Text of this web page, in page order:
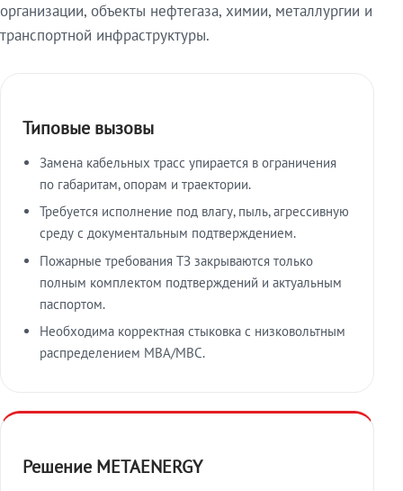
организации, объекты нефтегаза, химии, металлургии и
транспортной инфраструктуры.
Типовые вызовы
Замена кабельных трасс упирается в ограничения
по габаритам, опорам и траектории.
Требуется исполнение под влагу, пыль, агрессивную
среду с документальным подтверждением.
Пожарные требования ТЗ закрываются только
полным комплектом подтверждений и актуальным
паспортом.
Необходима корректная стыковка с низковольтным
распределением МВА/МВС.
Решение METAENERGY